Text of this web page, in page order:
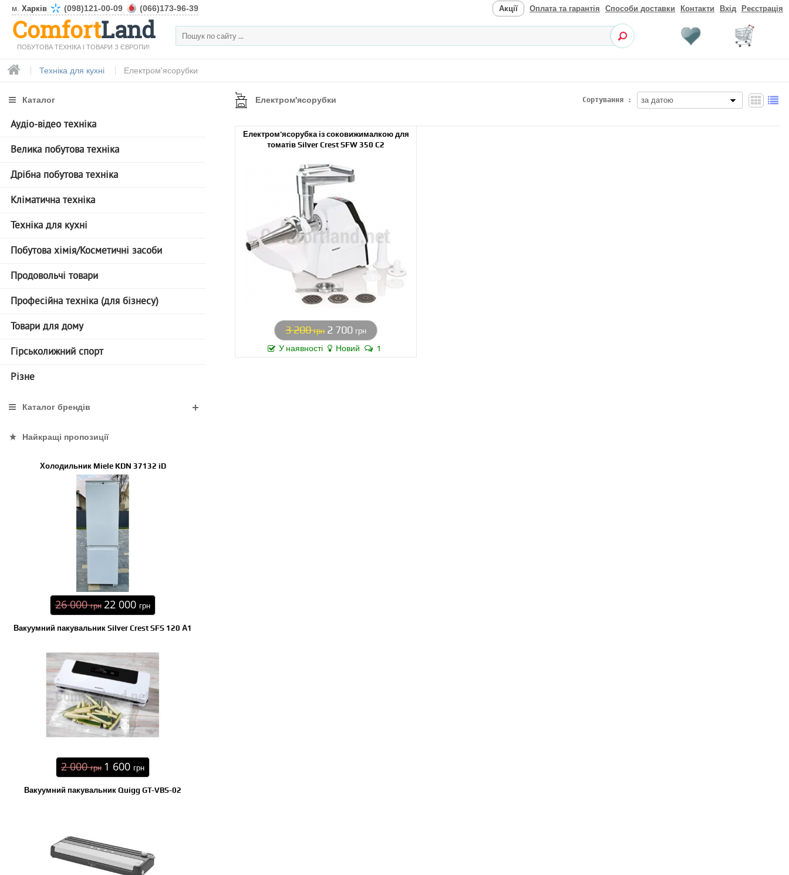
м. Харків (098)121-00-09 (066)173-96-39 Акції Оплата та гарантія Способи доставки Контакти Вхід Реєстрація
ComfortLand
ПОБУТОВА ТЕХНІКА І ТОВАРИ З ЄВРОПИ!
Техніка для кухні Електром'ясорубки
Електром'ясорубки Сортування :
Електром'ясорубка із соковижималкою для
томатів Silver Crest SFW 350 C2
3 200грн 2 700 грн
У наявності Новий 1
Каталог
Аудіо-відео техніка
Велика побутова техніка
Дрібна побутова техніка
Кліматична техніка
Техніка для кухні
Побутова хімія/Косметичні засоби
Продовольчі товари
Професійна техніка (для бізнесу)
Товари для дому
Гірськолижний спорт
Різне
Каталог брендів
Найкращі пропозиції
Холодильник Miele KDN 37132 iD
26 000грн 22 000 грн
Вакуумний пакувальник Silver Crest SFS 120 А1
2 000грн 1 600 грн
Вакуумний пакувальник Quigg GT-VBS-02